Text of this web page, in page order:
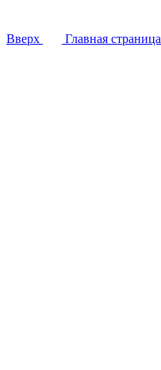
Вверх Главная страница